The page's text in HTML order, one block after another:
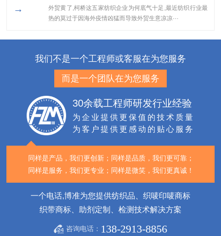
→
外贸黄了,柯桥这五家纺织企业为何底气十足​,最近纺织行业最
热的莫过于因海外疫情凶猛而导致外贸生意凉凉···
我们不是一个工程师或客服在为您服务
而是一个团队在为您服务
30余载工程师研发行业经验
为企业提供更保值的技术质量
为客户提供更感动的贴心服务
同样是产品，我们更创新； 同样是品质，我们更可靠；
同样是服务，我们更专业； 同样是微笑，我们更真诚！
一个电话,博准为您提供纺织品、织唛印唛商标
织带商标、助剂定制、检测技术解决方案
咨询电话： 138-2913-8856